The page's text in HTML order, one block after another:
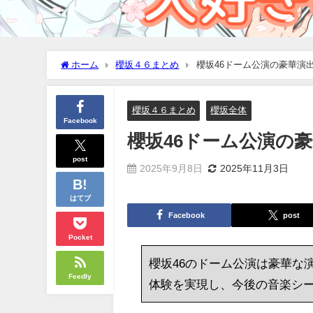
ホーム 櫻坂４６まとめ 櫻坂46ドーム公演の豪華演
Facebook
post
はてブ
Pocket
Feedly
櫻坂４６まとめ 櫻坂全体
櫻坂46ドーム公演の
2025年9月8日 2025年11月3日
Facebook post
櫻坂46のドーム公演は豪華な
体験を実現し、今後の音楽シ